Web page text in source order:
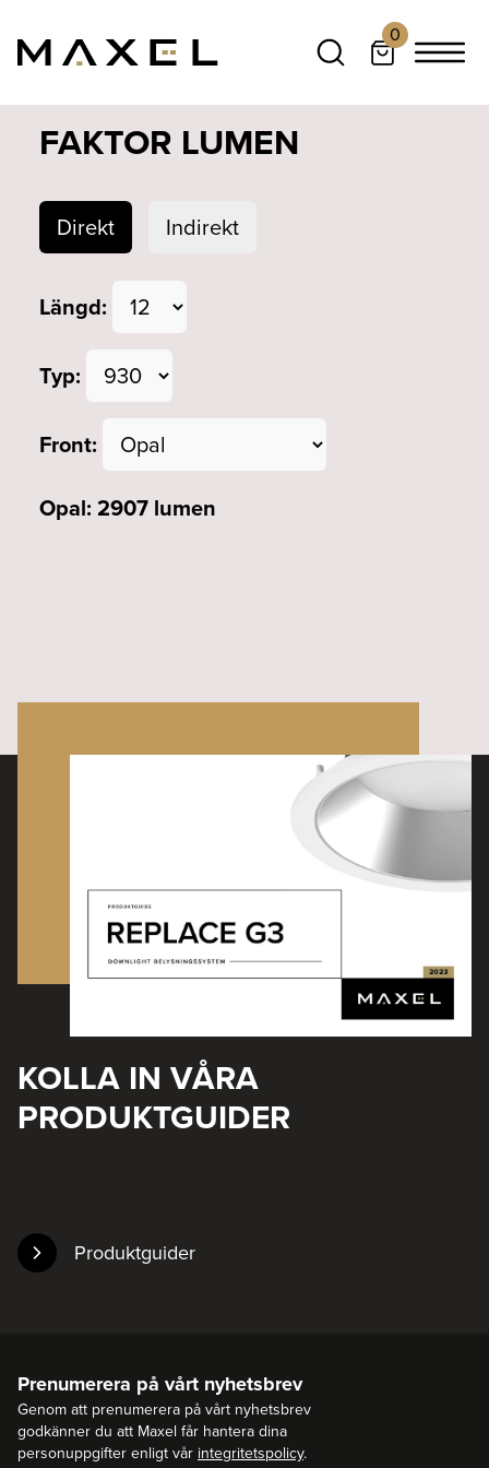
0
FAKTOR LUMEN
Direkt Indirekt
Längd:
Typ:
Front:
Opal: 2907 lumen
KOLLA IN VÅRA
PRODUKTGUIDER
Produktguider
Prenumerera på vårt nyhetsbrev
Genom att prenumerera på vårt nyhetsbrev
godkänner du att Maxel får hantera dina
personuppgifter enligt vår integritetspolicy.